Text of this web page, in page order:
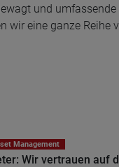
und
eine ganze Reihe
Management
Wir vertrauen auf